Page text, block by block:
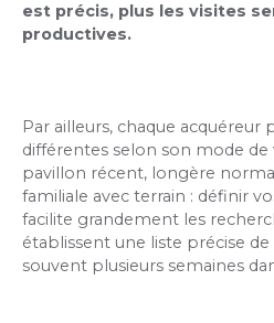
est précis, plus les visites
productives.
Par ailleurs, chaque acquéreur
différentes selon son mode de
pavillon récent, longère
familiale avec terrain : définir
facilite grandement les
établissent une liste précise
souvent plusieurs semaines